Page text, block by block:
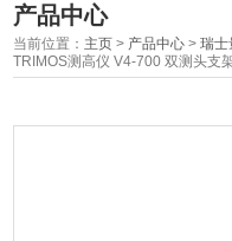
产品中心
当前位置： 主页 > 产品中心 >瑞士
TRIMOS测高仪 V4-700 双测头支